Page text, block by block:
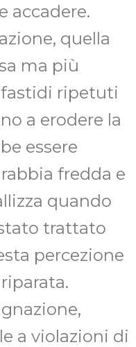
accadere.
quella
ma più
ripetuti
a erodere la
essere
fredda e
quando
trattato
percezione
a violazioni di